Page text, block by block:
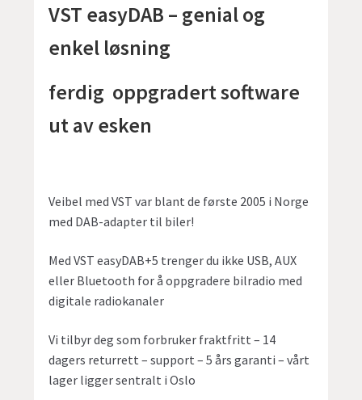
VST easyDAB – genial og
enkel løsning
ferdig oppgradert software
ut av esken
Veibel med VST var blant de første 2005 i Norge
med DAB-adapter til biler!
Med VST easyDAB+5 trenger du ikke USB, AUX
eller Bluetooth for å oppgradere bilradio med
digitale radiokanaler
Vi tilbyr deg som forbruker fraktfritt – 14
dagers returrett – support – 5 års garanti – vårt
lager ligger sentralt i Oslo